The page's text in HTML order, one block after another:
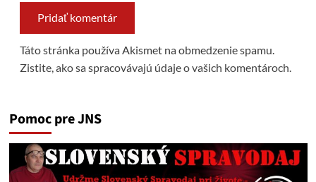
Táto stránka používa Akismet na obmedzenie spamu.
Zistite, ako sa spracovávajú údaje o vašich komentároch.
Pomoc pre JNS